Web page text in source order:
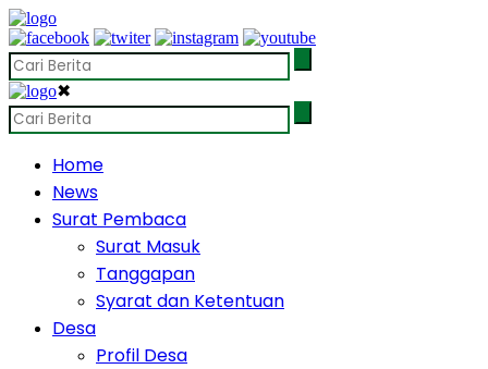
✖
Home
News
Surat Pembaca
Surat Masuk
Tanggapan
Syarat dan Ketentuan
Desa
Profil Desa